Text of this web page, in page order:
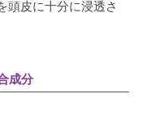
頭皮に十分に浸透さ
成分